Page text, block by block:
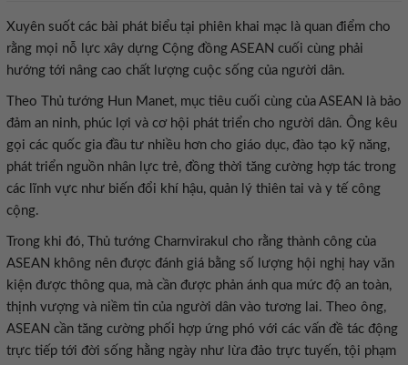
Xuyên suốt các bài phát biểu tại phiên khai mạc là quan điểm cho
rằng mọi nỗ lực xây dựng Cộng đồng ASEAN cuối cùng phải
hướng tới nâng cao chất lượng cuộc sống của người dân.
Theo Thủ tướng Hun Manet, mục tiêu cuối cùng của ASEAN là bảo
đảm an ninh, phúc lợi và cơ hội phát triển cho người dân. Ông kêu
gọi các quốc gia đầu tư nhiều hơn cho giáo dục, đào tạo kỹ năng,
phát triển nguồn nhân lực trẻ, đồng thời tăng cường hợp tác trong
các lĩnh vực như biến đổi khí hậu, quản lý thiên tai và y tế công
cộng.
Trong khi đó, Thủ tướng Charnvirakul cho rằng thành công của
ASEAN không nên được đánh giá bằng số lượng hội nghị hay văn
kiện được thông qua, mà cần được phản ánh qua mức độ an toàn,
thịnh vượng và niềm tin của người dân vào tương lai. Theo ông,
ASEAN cần tăng cường phối hợp ứng phó với các vấn đề tác động
trực tiếp tới đời sống hằng ngày như lừa đảo trực tuyến, tội phạm